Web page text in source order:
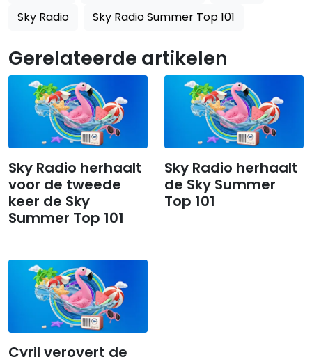
Sky Radio
Sky Radio Summer Top 101
Gerelateerde artikelen
Sky Radio herhaalt
voor de tweede
keer de Sky
Summer Top 101
Sky Radio herhaalt
de Sky Summer
Top 101
Cyril verovert de